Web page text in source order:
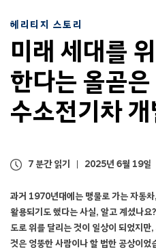
:
수
소
전
기
차
개
헤리티지 스토리
미래 세대를
한다는 올곧
수소전기차
7 분간 읽기 2025년 6월 19일
과거 1970년대에는 맹물로 가는 자동
활용되기도 했다는 사실, 알고 계셨나
도로 위를 달리는 것이 일상이 되었지
것은 엉뚱한 사람이나 할 법한 공상이었